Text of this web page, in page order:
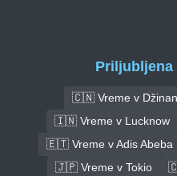
Priljubljena
🇨🇳 Vreme v Džinan
🇮🇳 Vreme v Lucknow
🇪🇹 Vreme v Adis Abeba
🇯🇵 Vreme v Tokio